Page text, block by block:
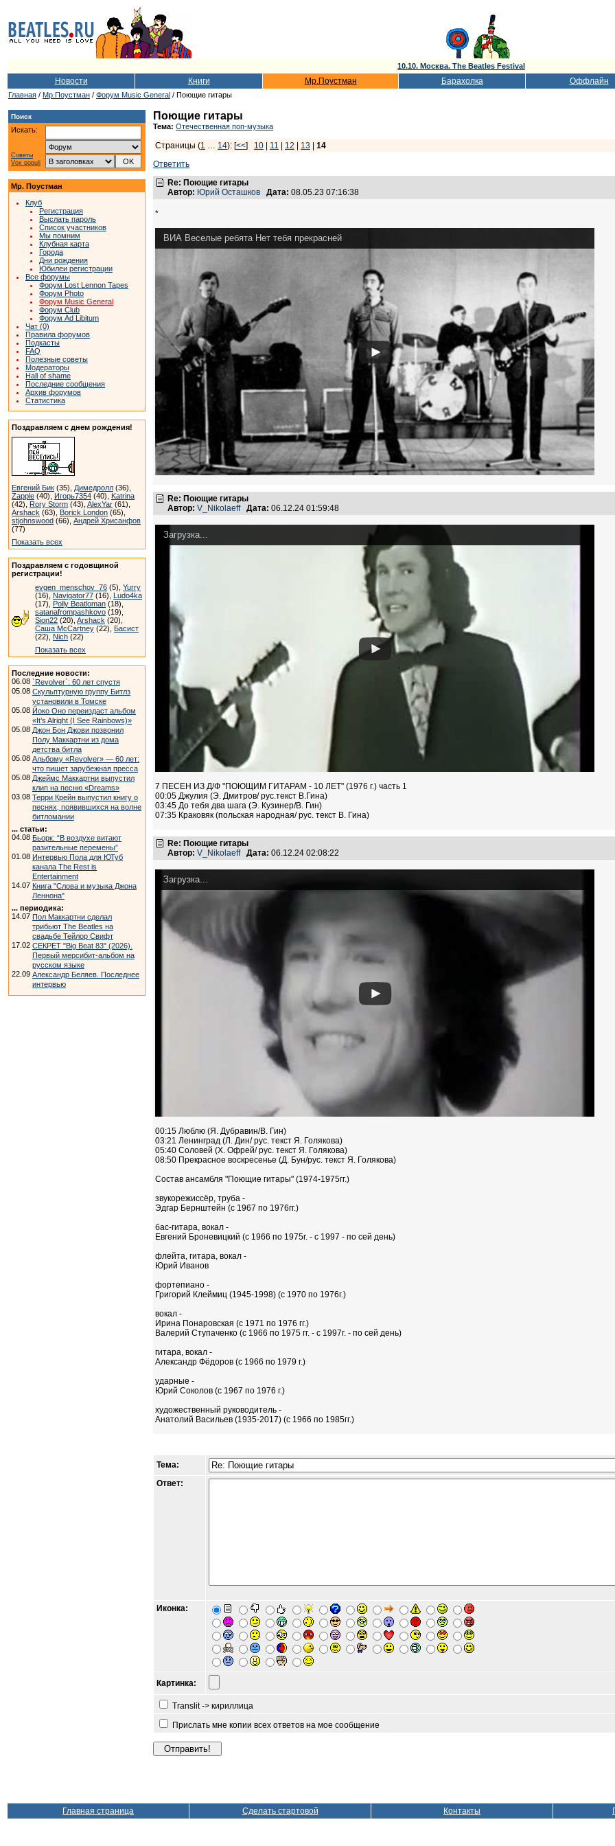
10.10. Москва. The Beatles Festival
Новости Книги Мр.Поустман Барахолка Оффлайн
Главная / Мр.Поустман / Форум Music General / Поющие гитары
Поиск
Искать:
Советы
Vox populi
Мр. Поустман
Клуб
Регистрация
Выслать пароль
Список участников
Мы помним
Клубная карта
Города
Дни рождения
Юбилеи регистрации
Все форумы
Форум Lost Lennon Tapes
Форум Photo
Форум Music General
Форум Club
Форум Ad Libitum
Чат (0)
Правила форумов
Подкасты
FAQ
Полезные советы
Модераторы
Hall of shame
Последние сообщения
Архив форумов
Статистика
Поздравляем с днем рождения!
Евгений Бик (35), Димедролл (36),
Zapple (40), Игорь7354 (40), Katrina
(42), Rory Storm (43), AlexYar (61),
Arshack (63), Borick London (65),
stjohnswood (66), Андрей Хрисанфов
(77)
Показать всех
Поздравляем с годовщиной
регистрации!
evgen_menschov_76 (5), Yurry
(16), Navigator77 (16), Ludo4ka
(17), Polly Beatloman (18),
satanafrompashkovo (19),
Sion22 (20), Arshack (20),
Саша McCartney (22), Басист
(22), Nich (22)
Показать всех
Последние новости:
06.08 `Revolver`: 60 лет спустя
05.08 Скульптурную группу Битлз
установили в Томске
05.08 Йоко Оно переиздаст альбом
«It’s Alright (I See Rainbows)»
05.08 Джон Бон Джови позвонил
Полу Маккартни из дома
детства битла
05.08 Альбому «Revolver» — 60 лет:
что пишет зарубежная пресса
05.08 Джеймс Маккартни выпустил
клип на песню «Dreams»
03.08 Терри Крейн выпустил книгу о
песнях, появившихся на волне
битломании
... статьи:
04.08 Бьорк: “В воздухе витают
разительные перемены”
01.08 Интервью Пола для ЮТуб
канала The Rest is
Entertainment
14.07 Книга "Слова и музыка Джона
Леннона"
... периодика:
14.07 Пол Маккартни сделал
трибьют The Beatles на
свадьбе Тейлор Свифт
17.02 СЕКРЕТ "Big Beat 83" (2026).
Первый мерсибит-альбом на
русском языке
22.09 Александр Беляев. Последнее
интервью
Поющие гитары
Тема: Отечественная поп-музыка
Страницы (1 … 14): [<<] 10 11 12 13
14
Ответить
Re: Поющие гитары
Автор: Юрий Осташков Дата: 08.05.23 07:16:38
*
ВИА Веселые ребята Нет тебя прекрасней
Re: Поющие гитары
Автор: V_Nikolaeff Дата: 06.12.24 01:59:48
Загрузка...
7 ПЕСЕН ИЗ Д/Ф "ПОЮЩИМ ГИТАРАМ - 10 ЛЕТ" (1976 г.) часть 1
00:05 Джулия (Э. Дмитров/ рус.текст В.Гина)
03:45 До тебя два шага (Э. Кузинер/В. Гин)
07:35 Краковяк (польская народная/ рус. текст В. Гина)
Re: Поющие гитары
Автор: V_Nikolaeff Дата: 06.12.24 02:08:22
Загрузка...
00:15 Люблю (Я. Дубравин/В. Гин)
03:21 Ленинград (Л. Дин/ рус. текст Я. Голякова)
05:40 Соловей (Х. Офрей/ рус. текст Я. Голякова)
08:50 Прекрасное воскресенье (Д. Бун/рус. текст Я. Голякова)
Состав ансамбля "Поющие гитары" (1974-1975гг.)
звукорежиссёр, труба -
Эдгар Бернштейн (с 1967 по 1976гг.)
бас-гитара, вокал -
Евгений Броневицкий (с 1966 по 1975г. - с 1997 - по сей день)
флейта, гитара, вокал -
Юрий Иванов
фортепиано -
Григорий Клеймиц (1945-1998) (с 1970 по 1976г.)
вокал -
Ирина Понаровская (с 1971 по 1976 гг.)
Валерий Ступаченко (с 1966 по 1975 гг. - с 1997г. - по сей день)
гитара, вокал -
Александр Фёдоров (с 1966 по 1979 г.)
ударные -
Юрий Соколов (с 1967 по 1976 г.)
художественный руководитель -
Анатолий Васильев (1935-2017) (с 1966 по 1985гг.)
Тема:
Ответ:
Иконка:
Картинка:
Translit -> кириллица
Прислать мне копии всех ответов на мое сообщение
Главная страница Сделать стартовой Контакты